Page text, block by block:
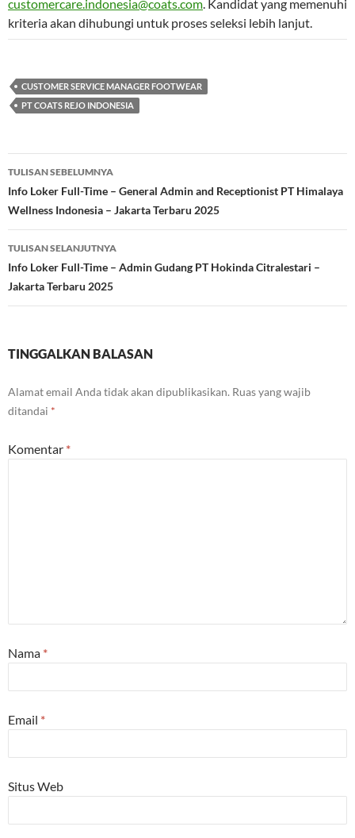
customercare.indonesia@coats.com. Kandidat yang memenuhi
kriteria akan dihubungi untuk proses seleksi lebih lanjut.
CUSTOMER SERVICE MANAGER FOOTWEAR
PT COATS REJO INDONESIA
Navigasi
Tulisan
TULISAN SEBELUMNYA
Info Loker Full-Time – General Admin and Receptionist PT Himalaya
Wellness Indonesia – Jakarta Terbaru 2025
TULISAN SELANJUTNYA
Info Loker Full-Time – Admin Gudang PT Hokinda Citralestari –
Jakarta Terbaru 2025
TINGGALKAN BALASAN
Alamat email Anda tidak akan dipublikasikan. Ruas yang wajib
ditandai *
Komentar *
Nama *
Email *
Situs Web